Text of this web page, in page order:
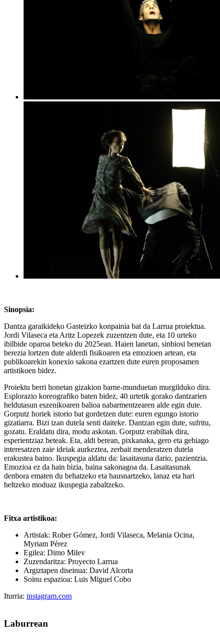
Sinopsia:
Dantza garaikideko Gasteizko konpainia bat da Larrua proiektua.
Jordi Vilaseca eta Aritz Lopezek zuzentzen dute, eta 10 urteko
ibilbide oparoa beteko du 2025ean. Haien lanetan, sinbiosi benetan
berezia lortzen dute alderdi fisikoaren eta emozioen artean, eta
publikoarekin konexio sakona ezartzen dute euren proposamen
artistikoen bidez.
Proiektu berri honetan gizakion barne-munduetan murgilduko dira.
Esplorazio koreografiko baten bidez, 40 urtetik gorako dantzarien
heldutasun eszenikoaren balioa nabarmentzearen alde egin dute.
Gorputz horiek istorio bat gordetzen dute: euren egungo istorio
gizatiarra. Bizi izan dutela senti daiteke. Dantzan egin dute, sufritu,
gozatu. Eraldatu dira, modu askotan. Gorputz erabiliak dira,
esperientziaz beteak. Eta, aldi berean, pixkanaka, gero eta gehiago
interesatzen zaie ideiak aurkeztea, zerbait menderatzen dutela
erakustea baino. Ikuspegia aldatu da: lasaitasuna dario, pazientzia.
Emozioa ez da hain bizia, baina sakonagoa da. Lasaitasunak
denbora ematen du behatzeko eta hausnartzeko, lanaz eta hari
heltzeko moduaz ikuspegia zabaltzeko.
Fitxa artistikoa:
Artistak: Rober Gómez, Jordi Vilaseca, Melania Ocina,
Myriam Pérez
Egilea: Dimo Milev
Zuzendaritza: Proyecto Larrua
Argiztapen diseinua: David Alcorta
Soinu espazioa: Luis Miguel Cobo
Iturria: instagram.com
Laburrean